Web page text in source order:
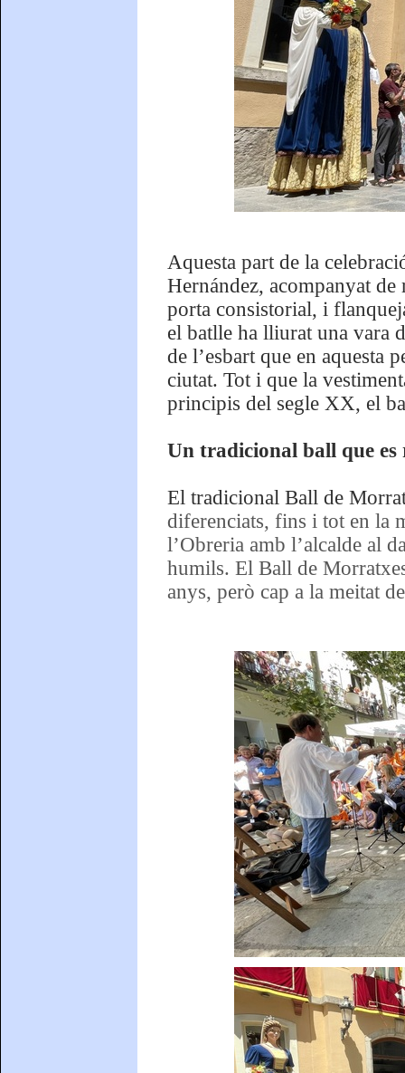
Aquesta part de la
Hernández, acompanyat
porta consistorial, i
el batlle ha lliurat una vara
de l’esbart que en aquesta
ciutat. Tot i que la
principis del segle XX, el
Un tradicional ball que es
El tradicional Ball de
diferenciats, fins i tot en la
l’Obreria amb l’alcalde al
humils. El Ball de
anys, però cap a la meitat